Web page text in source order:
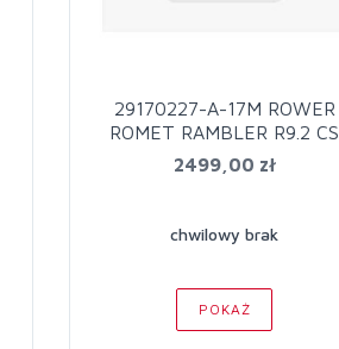
29170227-A-17M ROWER
ROMET RAMBLER R9.2 CS
SZ/ZIE/
2499,00 zł
chwilowy brak
POKAŻ